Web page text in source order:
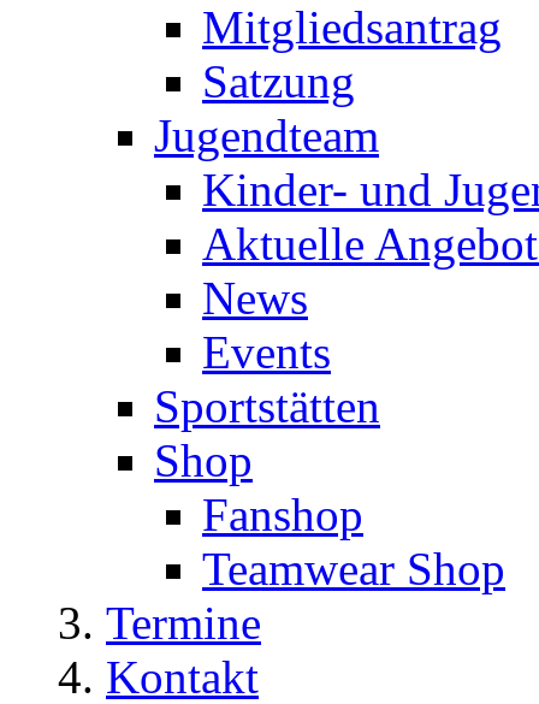
Mitgliedsantrag
Satzung
Jugendteam
Kinder- und
Aktuelle
News
Events
Sportstätten
Shop
Fanshop
Teamwear Shop
Termine
Kontakt